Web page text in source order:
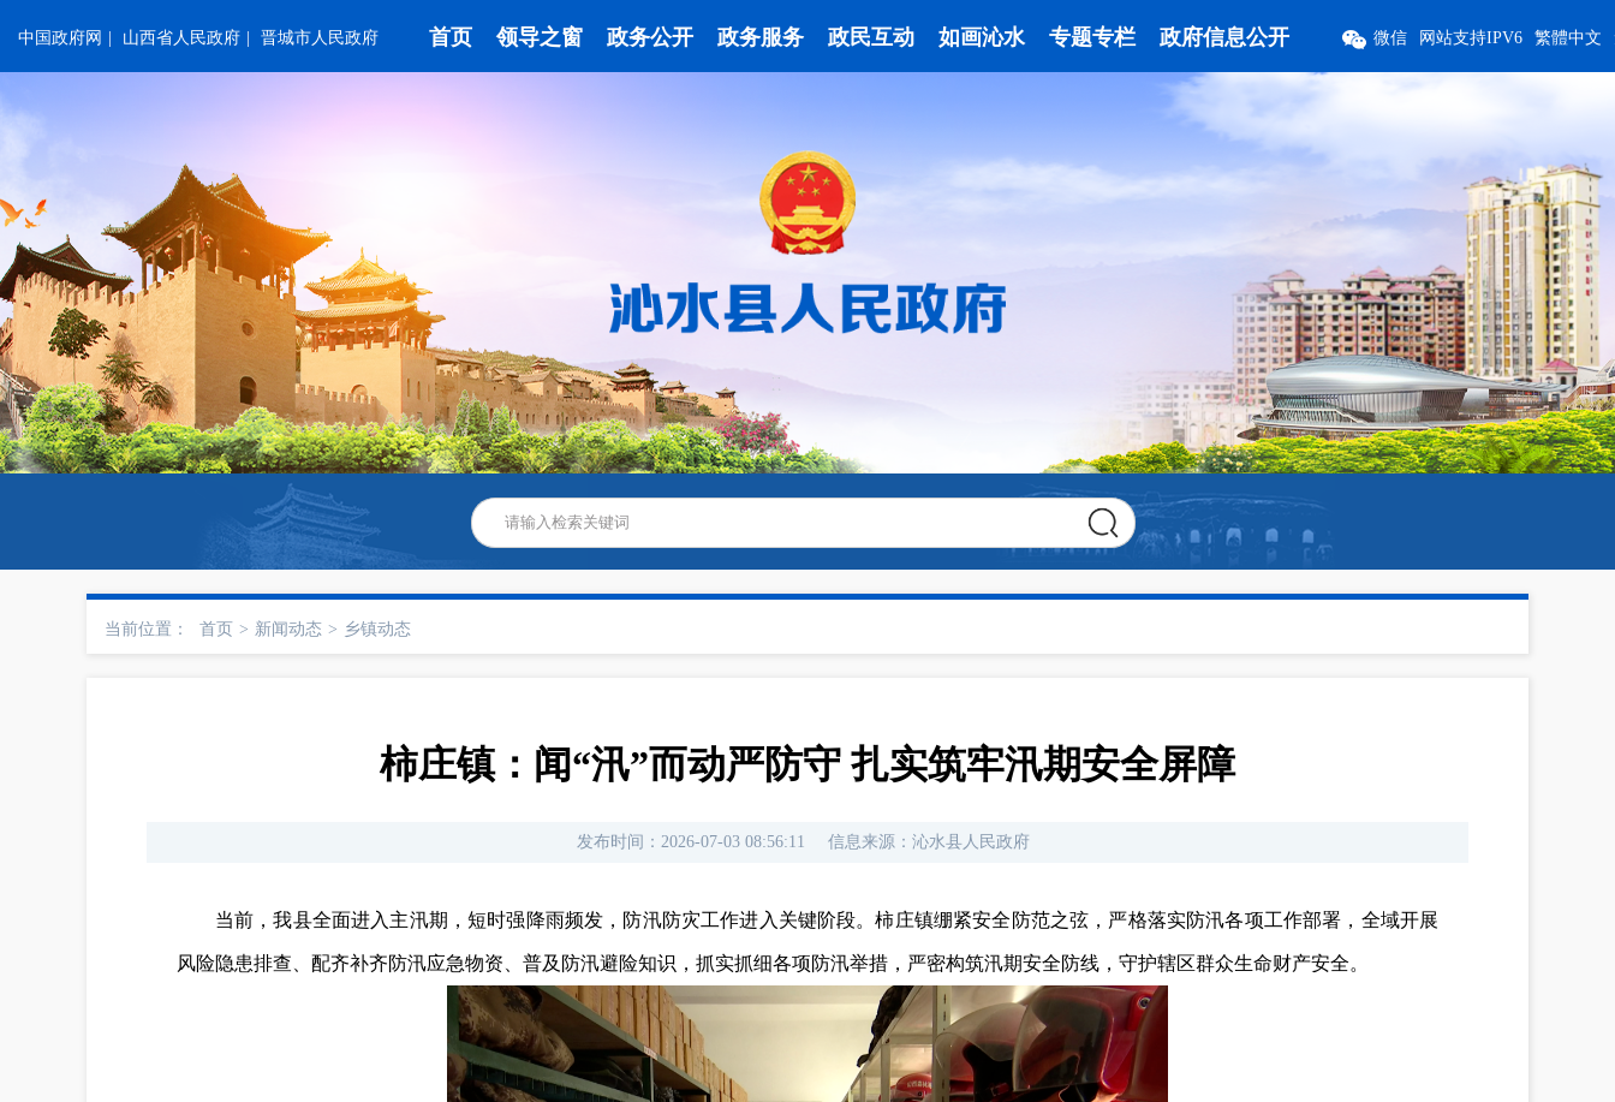
中国政府网 山西省人民政府 晋城市人民政府 首页 领导之窗 政务公开 政务服务 政民互动 如画沁水 专题专栏 政府信息公开 微信 网站支持IPV6 繁體中文
当前位置： 首页 > 新闻动态 > 乡镇动态
柿庄镇：闻“汛”而动严防守 扎实筑牢汛期安全屏障
发布时间： 2026-07-03 08:56:11 信息来源： 沁水县人民政府
当前，我县全面进入主汛期，短时强降雨频发，防汛防灾工作进入关键阶段。柿庄镇绷紧安全防范之弦，严格落实防汛各项工作部署，全域开展
风险隐患排查、配齐补齐防汛应急物资、普及防汛避险知识，抓实抓细各项防汛举措，严密构筑汛期安全防线，守护辖区群众生命财产安全。